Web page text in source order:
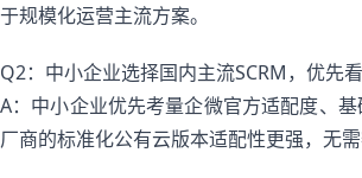
于规模化运营主流方案。
Q2：中小企业选择国内主流SCRM，优先
A：中小企业优先考量企微官方适配度、
厂商的标准化公有云版本适配性更强，无